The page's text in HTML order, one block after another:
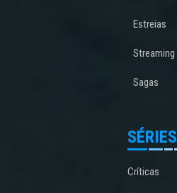
Estreias
Streaming
Sagas
SÉRIES
Críticas